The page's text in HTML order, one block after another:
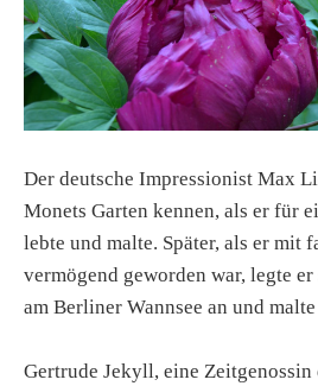
Der deutsche Impressionist Max
Monets Garten kennen, als er für
lebte und malte. Später, als er mit
vermögend geworden war, legte er
am Berliner Wannsee an und
Gertrude Jekyll, eine